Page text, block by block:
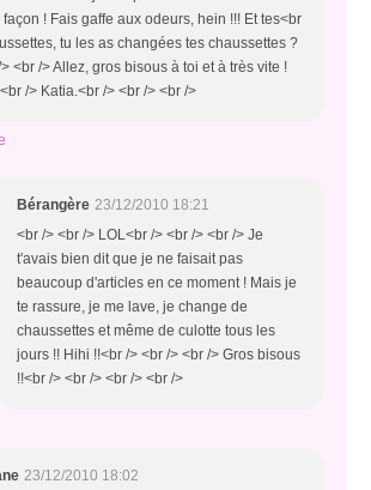
! Fais gaffe aux odeurs, hein !!! Et tes<br
tu les as changées tes chaussettes ?
<br /> Allez, gros bisous à toi et à très vite !
/> Katia.<br /> <br /> <br />
Bérangère 23/12/2010 18:21
<br /> <br /> LOL<br /> <br /> <br /> Je
t'avais bien dit que je ne faisait pas
beaucoup d'articles en ce moment ! Mais je
te rassure, je me lave, je change de
chaussettes et même de culotte tous les
jours !! Hihi !!<br /> <br /> <br /> Gros bisous
!!<br /> <br /> <br /> <br />
23/12/2010 18:02